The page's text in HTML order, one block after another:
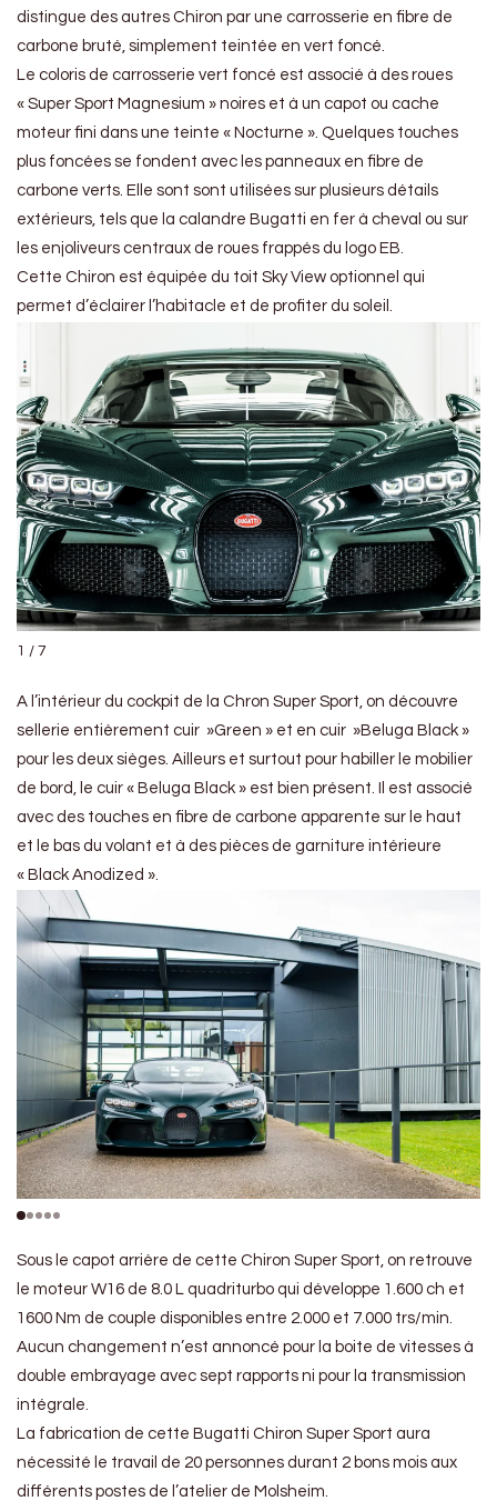
distingue des autres Chiron par une carrosserie en fibre de
carbone bruté, simplement teintée en vert foncé.
Le coloris de carrosserie vert foncé est associé à des roues
« Super Sport Magnesium » noires et à un capot ou cache
moteur fini dans une teinte « Nocturne ». Quelques touches
plus foncées se fondent avec les panneaux en fibre de
carbone verts. Elle sont sont utilisées sur plusieurs détails
extérieurs, tels que la calandre Bugatti en fer à cheval ou sur
les enjoliveurs centraux de roues frappés du logo EB.
Cette Chiron est équipée du toit Sky View optionnel qui
permet d’éclairer l’habitacle et de profiter du soleil.
1 / 7
A l’intérieur du cockpit de la Chron Super Sport, on découvre
sellerie entièrement cuir »Green » et en cuir »Beluga Black »
pour les deux sièges. Ailleurs et surtout pour habiller le mobilier
de bord, le cuir « Beluga Black » est bien présent. Il est associé
avec des touches en fibre de carbone apparente sur le haut
et le bas du volant et à des pièces de garniture intérieure
« Black Anodized ».
Sous le capot arrière de cette Chiron Super Sport, on retrouve
le moteur W16 de 8.0 L quadriturbo qui développe 1.600 ch et
1600 Nm de couple disponibles entre 2.000 et 7.000 trs/min.
Aucun changement n’est annoncé pour la boite de vitesses à
double embrayage avec sept rapports ni pour la transmission
intégrale.
La fabrication de cette Bugatti Chiron Super Sport aura
nécessité le travail de 20 personnes durant 2 bons mois aux
différents postes de l’atelier de Molsheim.